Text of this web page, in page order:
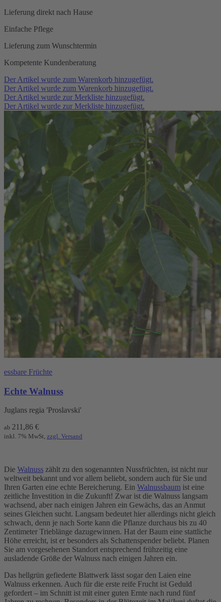
Lieferung direkt nach Hause
Einfache Pflege
Lieferung zum Wunschtermin
Kompetente Kundenberatung
Der Artikel wurde zum Warenkorb hinzugefügt.
Der Artikel wurde zum Warenkorb hinzugefügt.
Der Artikel wurde zur Merkliste hinzugefügt.
Der Artikel wurde zur Merkliste hinzugefügt.
essbare Früchte
Echte Walnuss
Juglans regia 'Proslavski'
ab 211,86 €
inkl. 7% MwSt, zzgl. Versand
Die Walnuss zählt zu den sogenannten Nussfrüchten, ist nicht nur
weltweit bekannt und vor allem beliebt, sondern auch für Sie und
Ihren Garten eine echte Bereicherung. Ein Walnussbaum ist eine
zeitliche Investition in die Zukunft! Zwar ist die Walnuss langsam
wachsend, aber nach einigen Jahren ein Gewächs, das an Anmut
seines Gleichen sucht. Langsam bedeutet hier allerdings nicht gleich
schwach, denn je nach Sorte kann die Pflanze durchaus bis zu 40
Zentimeter Trieblänge dazugewinnen. Hat der Baum eine stattliche
Höhe erreicht, ist er besonders als Schattenspender beliebt. Planen
Sie am vorgesehenen Standort entsprechend frühzeitig eine
ausladende Größe der Walnuss nach einigen Jahren ein.
Das hellgrün gefiederte Blattwerk lässt sogar den Laien eine
Walnuss erkennen. Auch für die erste reife Frucht ist Geduld
gefordert – im Schnitt ist mit einer guten Ernte nach rund fünf